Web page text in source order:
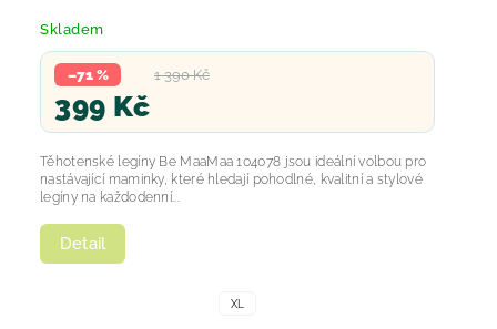
Skladem
1 390 Kč
–71 %
399 Kč
Detail
Těhotenské legíny Be MaaMaa 104078 jsou ideální volbou pro
nastávající maminky, které hledají pohodlné, kvalitní a stylové
legíny na každodenní...
XL